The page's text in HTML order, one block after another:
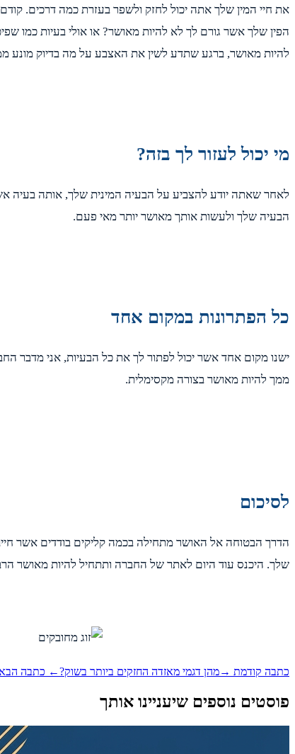
את חיי המין שלך אתה יכול לחזק ולשפר בעזרת כמה דרכים.
הפין שלך אשר גורם לך לא להיות מאושר? או אולי בעיות כמו
להיות מאושר, ברגע שתדע לשין את האצבע על מה בדיוק מונע
מי יכול לעזור לך בזה?
לאחר שאתה יודע להצביע על הבעיה המינית שלך, אותה בעיה
הבעיה שלך ולעשות אותך מאושר יותר מאי פעם.
כל הפתרונות במקום אחד
ישנו מקום אחד אשר יכול לפתור לך את כל הבעיות, אני מדבר
ממך להיות מאושר בצורה מקסימלית.
לסיכום
הדרך הבטוחה אל האושר מתחילה בכמה קליקים בודדים אשר
שלך. היכנס עוד היום לאתר של החברה ותתחיל להיות מאושר
כתבה קודמת →מהן דגמי מאזדה החזקים ביותר בשוק?← כתבה
פוסטים נוספים שיעניינו אותך